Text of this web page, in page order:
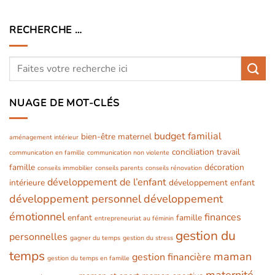
RECHERCHE …
NUAGE DE MOT-CLÉS
aménagement intérieur bien-être maternel budget familial
communication en famille communication non violente conciliation travail
famille conseils immobilier conseils parents conseils rénovation décoration
intérieure développement de l’enfant développement enfant
développement personneldéveloppement
émotionnel enfant entrepreneuriat au féminin famille finances
personnelles gagner du temps gestion du stress gestion du
temps gestion du temps en famille gestion financière maman